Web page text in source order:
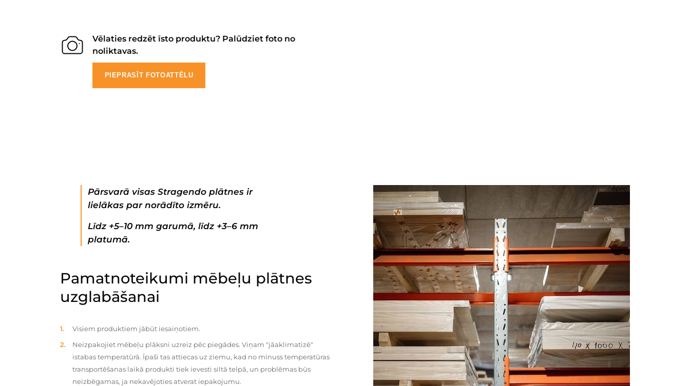
Vēlaties redzēt īsto produktu? Palūdziet foto no
noliktavas.
PIEPRASĪT FOTOATTĒLU
Pārsvarā visas Stragendo plātnes ir
lielākas par norādīto izmēru.
Līdz +5–10 mm garumā, līdz +3–6 mm
platumā.
Pamatnoteikumi mēbeļu plātnes
uzglabāšanai
Visiem produktiem jābūt iesaiņotiem.
Neizpakojiet mēbeļu plāksni uzreiz pēc piegādes. Viņam "jāaklimatizē"
istabas temperatūrā. Īpaši tas attiecas uz ziemu, kad no mīnuss temperatūras
transportēšanas laikā produkti tiek ievesti siltā telpā, un problēmas būs
neizbēgamas, ja nekavējoties atverat iepakojumu.